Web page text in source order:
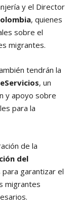
y el Director
, quienes
sobre el
migrantes.
tendrán la
, un
y apoyo sobre
para la
de la
del
garantizar el
migrantes